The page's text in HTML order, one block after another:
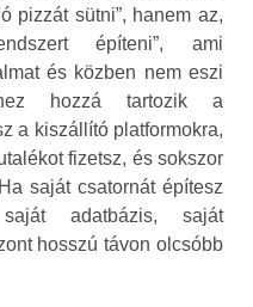
pizzát sütni”, hanem az,
építeni”, ami
és közben nem eszi
hozzá tartozik a
a kiszállító platformokra,
fizetsz, és sokszor
saját csatornát építesz
adatbázis, saját
hosszú távon olcsóbb